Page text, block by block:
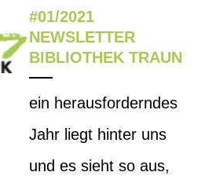
#01/2021
NEWSLETTER
BIBLIOTHEK TRAUN
ein herausforderndes
Jahr liegt hinter uns
und es sieht so aus,